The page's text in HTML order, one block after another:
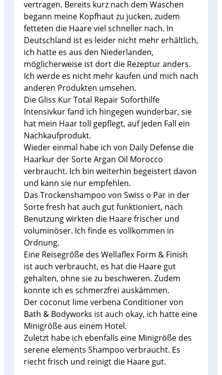
vertragen. Bereits kurz nach dem Waschen
begann meine Kopfhaut zu jucken, zudem
fetteten die Haare viel schneller nach. In
Deutschland ist es leider nicht mehr erhältlich,
ich hatte es aus den Niederlanden,
möglicherweise ist dort die Rezeptur anders.
Ich werde es nicht mehr kaufen und mich nach
anderen Produkten umsehen.
Die Gliss Kur Total Repair Soforthilfe
Intensivkur fand ich hingegen wunderbar, sie
hat mein Haar toll gepflegt, auf jeden Fall ein
Nachkaufprodukt.
Wieder einmal habe ich von Daily Defense die
Haarkur der Sorte Argan Oil Morocco
verbraucht. Ich bin weiterhin begeistert davon
und kann sie nur empfehlen.
Das Trockenshampoo von Swiss o Par in der
Sorte fresh hat auch gut funktioniert, nach
Benutzung wirkten die Haare frischer und
voluminöser. Ich finde es vollkommen in
Ordnung.
Eine Reisegröße des Wellaflex Form & Finish
ist auch verbraucht, es hat die Haare gut
gehalten, ohne sie zu beschweren. Zudem
konnte ich es schmerzfrei auskämmen.
Der coconut lime verbena Conditioner von
Bath & Bodyworks ist auch okay, ich hatte eine
Minigröße aus einem Hotel.
Zuletzt habe ich ebenfalls eine Minigröße des
serene elements Shampoo verbraucht. Es
riecht frisch und reinigt die Haare gut.